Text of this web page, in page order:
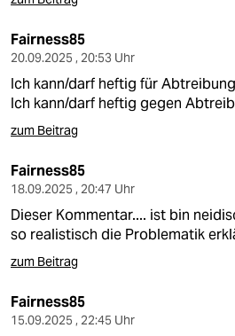
Fairness85
20.09.2025 , 20:53 Uhr
Ich kann/darf heftig für
Ich kann/darf heftig gegen
zum Beitrag
Fairness85
18.09.2025 , 20:47 Uhr
Dieser Kommentar.... ist bin
so realistisch die Problematik
zum Beitrag
Fairness85
15.09.2025 , 22:45 Uhr